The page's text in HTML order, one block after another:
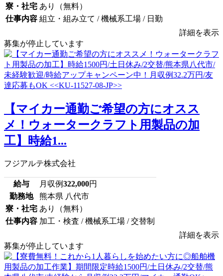
寮・社宅 あり（無料）
仕事内容 組立・組み立て / 機械系工場 / 日勤
詳細を表示
募集が停止しています
【マイカー通勤ご希望の方にオスス
メ！ウォータークラフト用製品の加
工】時給1...
フジアルテ株式会社
給与 月収例322,000円
勤務地
熊本県 八代市
寮・社宅 あり（無料）
仕事内容 加工・検査 / 機械系工場 / 交替制
詳細を表示
募集が停止しています